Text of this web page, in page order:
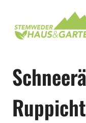
springen